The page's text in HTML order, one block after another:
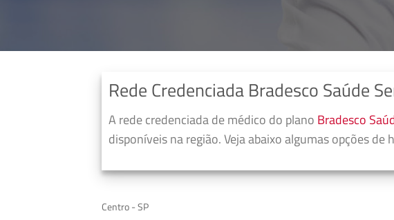
Rede Credenciada Bradesco Saúde
A rede credenciada de médico do plano Bradesco
disponíveis na região. Veja abaixo algumas opções de
Centro - SP